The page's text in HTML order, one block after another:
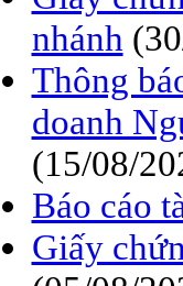
nhánh
Thông
doanh
(15/08/
Báo cáo
Giấy